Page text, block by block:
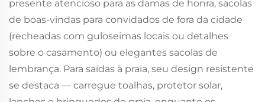
presente atencioso para as damas de honra, sacolas
de boas-vindas para convidados de fora da cidade
(recheadas com guloseimas locais ou detalhes
sobre o casamento) ou elegantes sacolas de
lembrança. Para saídas à praia, seu design resistente
se destaca — carregue toalhas, protetor solar,